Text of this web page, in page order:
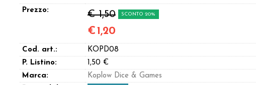
Prezzo: € 1,50 SCONTO 20%
€ 1,20
Cod. art.:
KOPD08
P. Listino:
1,50 €
Marca:
Koplow Dice & Games